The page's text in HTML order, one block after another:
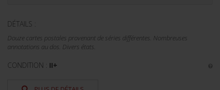
DÉTAILS :
Douze cartes postales provenant de séries différentes. Nombreuses
annotations au dos. Divers états.
CONDITION : II+